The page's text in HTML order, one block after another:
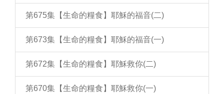
第675集【生命的糧食】耶穌的福音(二)
第673集【生命的糧食】耶穌的福音(一)
第672集【生命的糧食】耶穌救你(二)
第670集【生命的糧食】耶穌救你(一)